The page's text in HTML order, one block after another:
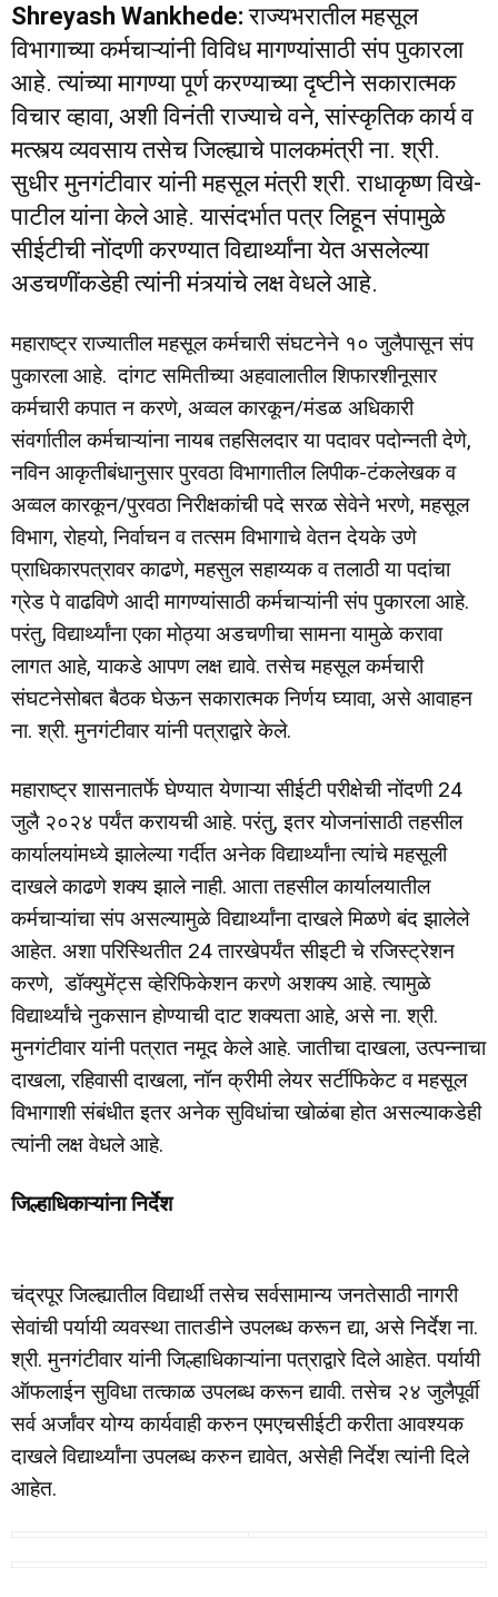
Shreyash Wankhede: राज्यभरातील महसूल
विभागाच्या कर्मचाऱ्यांनी विविध मागण्यांसाठी संप पुकारला
आहे. त्यांच्या मागण्या पूर्ण करण्याच्या दृष्टीने सकारात्मक
विचार व्हावा, अशी विनंती राज्याचे वने, सांस्कृतिक कार्य व
मत्स्त्य व्यवसाय तसेच जिल्ह्याचे पालकमंत्री ना. श्री.
सुधीर मुनगंटीवार यांनी महसूल मंत्री श्री. राधाकृष्ण विखे-
पाटील यांना केले आहे. यासंदर्भात पत्र लिहून संपामुळे
सीईटीची नोंदणी करण्यात विद्यार्थ्यांना येत असलेल्या
अडचणींकडेही त्यांनी मंत्र्यांचे लक्ष वेधले आहे.
महाराष्ट्र राज्यातील महसूल कर्मचारी संघटनेने १० जुलैपासून संप
पुकारला आहे. दांगट समितीच्या अहवालातील शिफारशीनूसार
कर्मचारी कपात न करणे, अव्वल कारकून/मंडळ अधिकारी
संवर्गातील कर्मचाऱ्यांना नायब तहसिलदार या पदावर पदोन्नती देणे,
नविन आकृतीबंधानुसार पुरवठा विभागातील लिपीक-टंकलेखक व
अव्वल कारकून/पुरवठा निरीक्षकांची पदे सरळ सेवेने भरणे, महसूल
विभाग, रोहयो, निर्वाचन व तत्सम विभागाचे वेतन देयके उणे
प्राधिकारपत्रावर काढणे, महसुल सहाय्यक व तलाठी या पदांचा
ग्रेड पे वाढविणे आदी मागण्यांसाठी कर्मचाऱ्यांनी संप पुकारला आहे.
परंतु, विद्यार्थ्यांना एका मोठ्या अडचणीचा सामना यामुळे करावा
लागत आहे, याकडे आपण लक्ष द्यावे. तसेच महसूल कर्मचारी
संघटनेसोबत बैठक घेऊन सकारात्मक निर्णय घ्यावा, असे आवाहन
ना. श्री. मुनगंटीवार यांनी पत्राद्वारे केले.
महाराष्ट्र शासनातर्फे घेण्यात येणाऱ्या सीईटी परीक्षेची नोंदणी 24
जुलै २०२४ पर्यंत करायची आहे. परंतु, इतर योजनांसाठी तहसील
कार्यालयांमध्ये झालेल्या गर्दीत अनेक विद्यार्थ्यांना त्यांचे महसूली
दाखले काढणे शक्य झाले नाही. आता तहसील कार्यालयातील
कर्मचाऱ्यांचा संप असल्यामुळे विद्यार्थ्यांना दाखले मिळणे बंद झालेले
आहेत. अशा परिस्थितीत 24 तारखेपर्यंत सीइटी चे रजिस्ट्रेशन
करणे, डॉक्युमेंट्स व्हेरिफिकेशन करणे अशक्य आहे. त्यामुळे
विद्यार्थ्यांचे नुकसान होण्याची दाट शक्यता आहे, असे ना. श्री.
मुनगंटीवार यांनी पत्रात नमूद केले आहे. जातीचा दाखला, उत्पन्नाचा
दाखला, रहिवासी दाखला, नॉन क्रीमी लेयर सर्टीफिकेट व महसूल
विभागाशी संबंधीत इतर अनेक सुविधांचा खोळंबा होत असल्याकडेही
त्यांनी लक्ष वेधले आहे.
जिल्हाधिकाऱ्यांना निर्देश
चंद्रपूर जिल्ह्यातील विद्यार्थी तसेच सर्वसामान्य जनतेसाठी नागरी
सेवांची पर्यायी व्यवस्था तातडीने उपलब्ध करून द्या, असे निर्देश ना.
श्री. मुनगंटीवार यांनी जिल्हाधिकाऱ्यांना पत्राद्वारे दिले आहेत. पर्यायी
ऑफलाईन सुविधा तत्काळ उपलब्ध करून द्यावी. तसेच २४ जुलैपूर्वी
सर्व अर्जांवर योग्य कार्यवाही करुन एमएचसीईटी करीता आवश्यक
दाखले विद्यार्थ्यांना उपलब्ध करुन द्यावेत, असेही निर्देश त्यांनी दिले
आहेत.